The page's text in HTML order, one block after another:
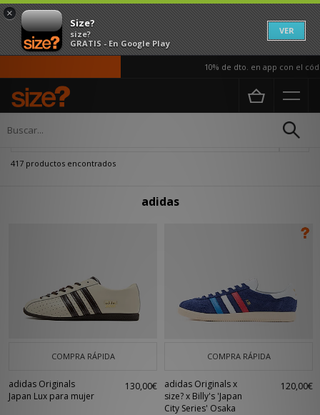
×
Size?
size?
GRATIS - En Google Play
VER
10% de dto. en app con el código
Página principal
417 productos encontrados
adidas
COMPRA RÁPIDA
adidas Originals
Japan Lux para mujer
130,00€
COMPRA RÁPIDA
adidas Originals x
size? x Billy's 'Japan
City Series' Osaka
120,00€